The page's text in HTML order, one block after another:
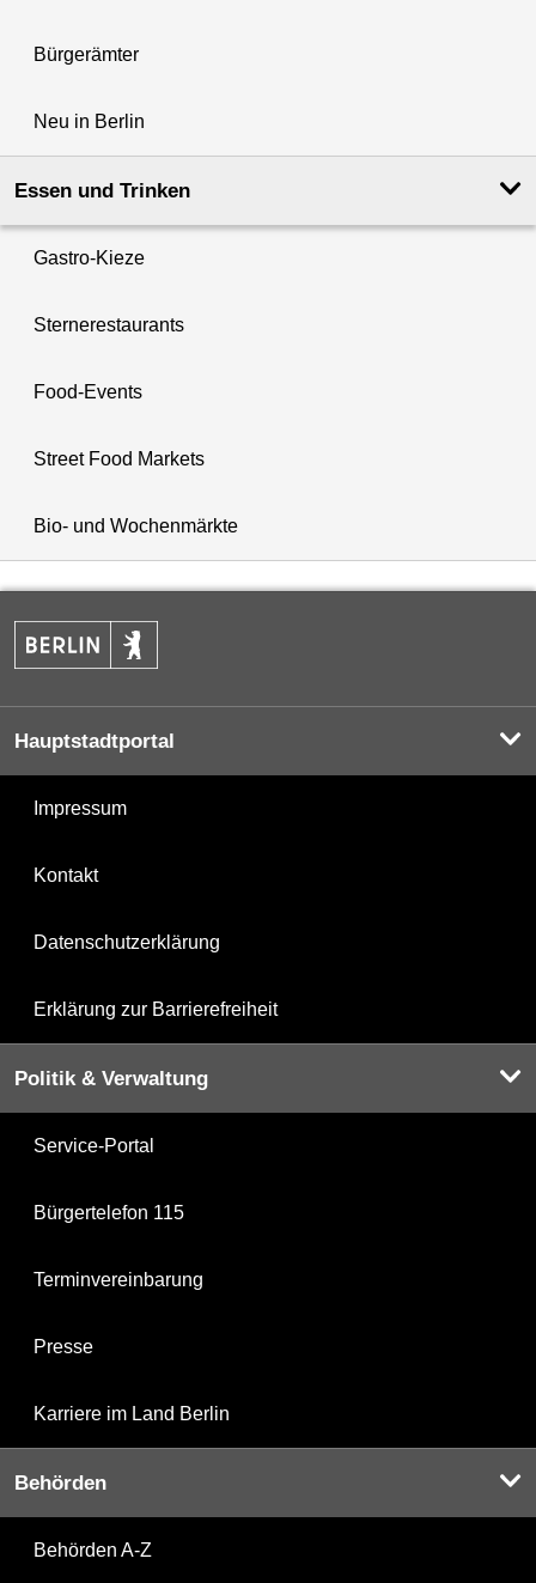
Bürgerämter
Neu in Berlin
Essen und Trinken
Gastro-Kieze
Sternerestaurants
Food-Events
Street Food Markets
Bio- und Wochenmärkte
Hauptstadtportal
Impressum
Kontakt
Datenschutzerklärung
Erklärung zur Barrierefreiheit
Politik & Verwaltung
Service-Portal
Bürgertelefon 115
Terminvereinbarung
Presse
Karriere im Land Berlin
Behörden
Behörden A-Z